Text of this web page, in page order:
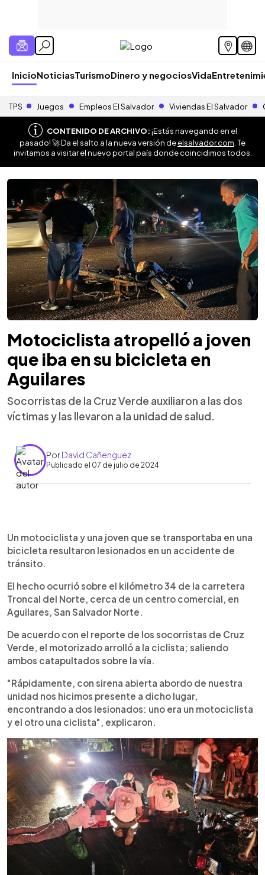
InicioNoticiasTurismoDinero y negociosVida
TPS Juegos Empleos El Salvador Viviendas El Salvador
CONTENIDO DE ARCHIVO:¡Estás navegando en el
pasado! 🚀 Da el salto a la nueva versión deelsalvador.com . Te
invitamos a visitar el nuevo portal país donde coincidimos todos.
Motociclista atropelló a joven
que iba en su bicicleta en
Aguilares
Socorristas de la Cruz Verde auxiliaron a las dos
víctimas y las llevaron a la unidad de salud.
PorDavid Cañenguez
Publicado el 07 de julio de 2024
Escuchar artículo
Un motociclista y una joven que se transportaba en una
bicicleta resultaron lesionados en un accidente de
tránsito.
El hecho ocurrió sobre el kilómetro 34 de la carretera
Troncal del Norte, cerca de un centro comercial, en
Aguilares, San Salvador Norte.
De acuerdo con el reporte de los socorristas de Cruz
Verde, el motorizado arrolló a la ciclista; saliendo
ambos catapultados sobre la vía.
"Rápidamente, con sirena abierta abordo de nuestra
unidad nos hicimos presente a dicho lugar,
encontrando a dos lesionados: uno era un motociclista
y el otro una ciclista", explicaron.